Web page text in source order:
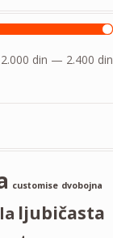
2.000 din — 2.400 din
customise dvobojna
ljubičasta